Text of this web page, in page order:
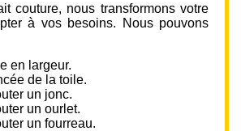
couture, nous transformons votre
à vos besoins. Nous pouvons
en largeur.
de la toile.
un jonc.
un ourlet.
un fourreau.